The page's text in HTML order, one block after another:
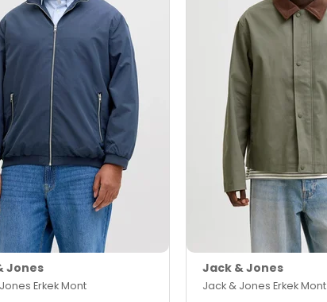
Jones
Erkek Mont
Jack & Jones
Jack & Jones Erkek Mont